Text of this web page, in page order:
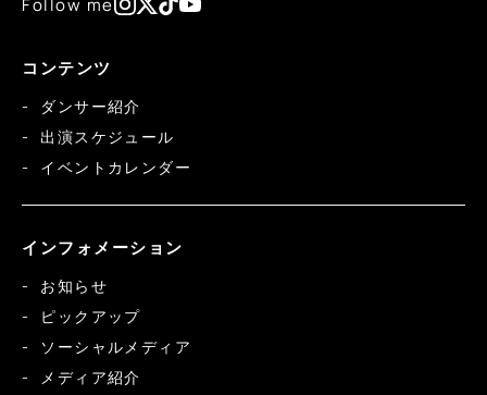
コンテンツ
ダンサー紹介
出演スケジュール
イベントカレンダー
インフォメーション
お知らせ
ピックアップ
ソーシャルメディア
メディア紹介